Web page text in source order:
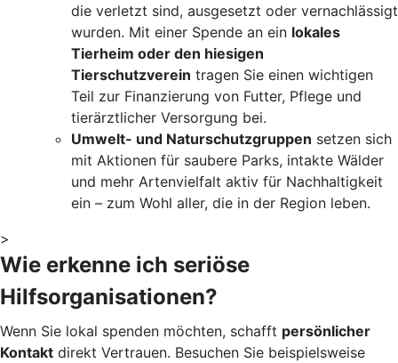
die verletzt sind, ausgesetzt oder vernachlässigt
wurden. Mit einer Spende an ein lokales
Tierheim oder den hiesigen
Tierschutzverein tragen Sie einen wichtigen
Teil zur Finanzierung von Futter, Pflege und
tierärztlicher Versorgung bei.
Umwelt- und Naturschutzgruppen setzen sich
mit Aktionen für saubere Parks, intakte Wälder
und mehr Artenvielfalt aktiv für Nachhaltigkeit
ein – zum Wohl aller, die in der Region leben.
>
Wie erkenne ich seriöse
Hilfsorganisationen?
Wenn Sie lokal spenden möchten, schafft persönlicher
Kontakt direkt Vertrauen. Besuchen Sie beispielsweise